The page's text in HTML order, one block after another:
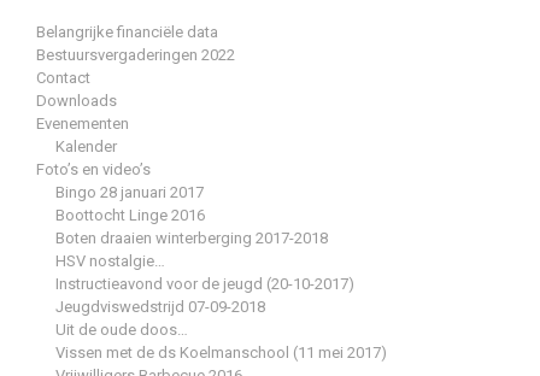
Belangrijke financiële data
Bestuursvergaderingen 2022
Contact
Downloads
Evenementen
Kalender
Foto’s en video’s
Bingo 28 januari 2017
Boottocht Linge 2016
Boten draaien winterberging 2017-2018
HSV nostalgie…
Instructieavond voor de jeugd (20-10-2017)
Jeugdviswedstrijd 07-09-2018
Uit de oude doos…
Vissen met de ds Koelmanschool (11 mei 2017)